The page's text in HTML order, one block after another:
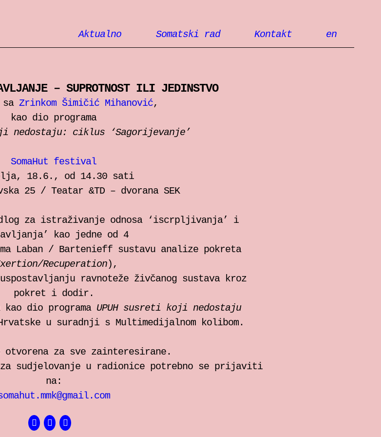
Aktualno Somatski rad Kontakt en
– SUPROTNOST ILI JEDINSTVO
Zrinkom Šimičić Mihanović,
kao dio programa
nedostaju: ciklus ‘Sagorijevanje’
SomaHut festival
18.6., od 14.30 sati
25 / Teatar &TD – dvorana SEK
za istraživanje odnosa ‘iscrpljivanja’ i
kao jedne od 4
Laban / Bartenieff sustavu analize pokreta
Recuperation),
ravnoteže živčanog sustava kroz
pokret i dodir.
dio programa UPUH susreti koji nedostaju
u suradnji s Multimedijalnom kolibom.
otvorena za sve zainteresirane.
sudjelovanje u radionice potrebno se prijaviti
na: